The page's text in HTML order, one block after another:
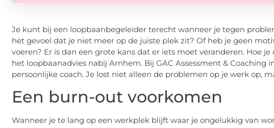
Je kunt bij een loopbaanbegeleider terecht wanneer je tegen
het gevoel dat je niet meer op de juiste plek zit? Of heb je geen
voeren? Er is dan een grote kans dat er iets moet veranderen. Hoe
het loopbaanadvies nabij Arnhem. Bij GAC Assessment & Coaching
persoonlijke coach. Je lost niet alleen de problemen op je werk op,
Een burn-out voorkomen
Wanneer je te lang op een werkplek blijft waar je ongelukkig van